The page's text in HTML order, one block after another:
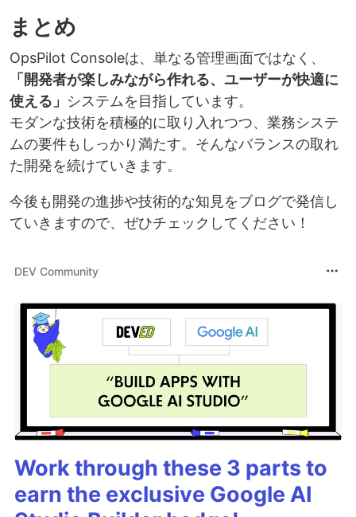
まとめ
OpsPilot Consoleは、単なる管理画面ではなく、
「開発者が楽しみながら作れる、ユーザーが快適に
使える」 システムを目指しています。
モダンな技術を積極的に取り入れつつ、業務システ
ムの要件もしっかり満たす。そんなバランスの取れ
た開発を続けていきます。
今後も開発の進捗や技術的な知見をブログで発信し
ていきますので、ぜひチェックしてください！
DEV Community
Work through these 3 parts to
earn the exclusive Google AI